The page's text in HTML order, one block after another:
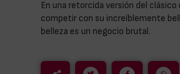
En una retorcida versión del
competir con su increíblemente
belleza es un negocio brutal.